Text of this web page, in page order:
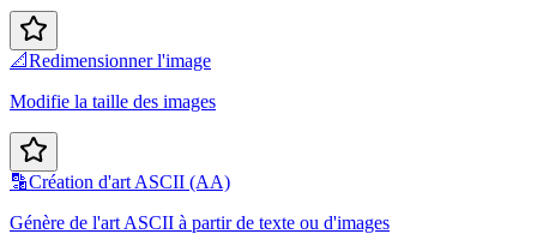
📐Redimensionner l'image
Modifie la taille des images
🔡Création d'art ASCII (AA)
Génère de l'art ASCII à partir de texte ou d'images